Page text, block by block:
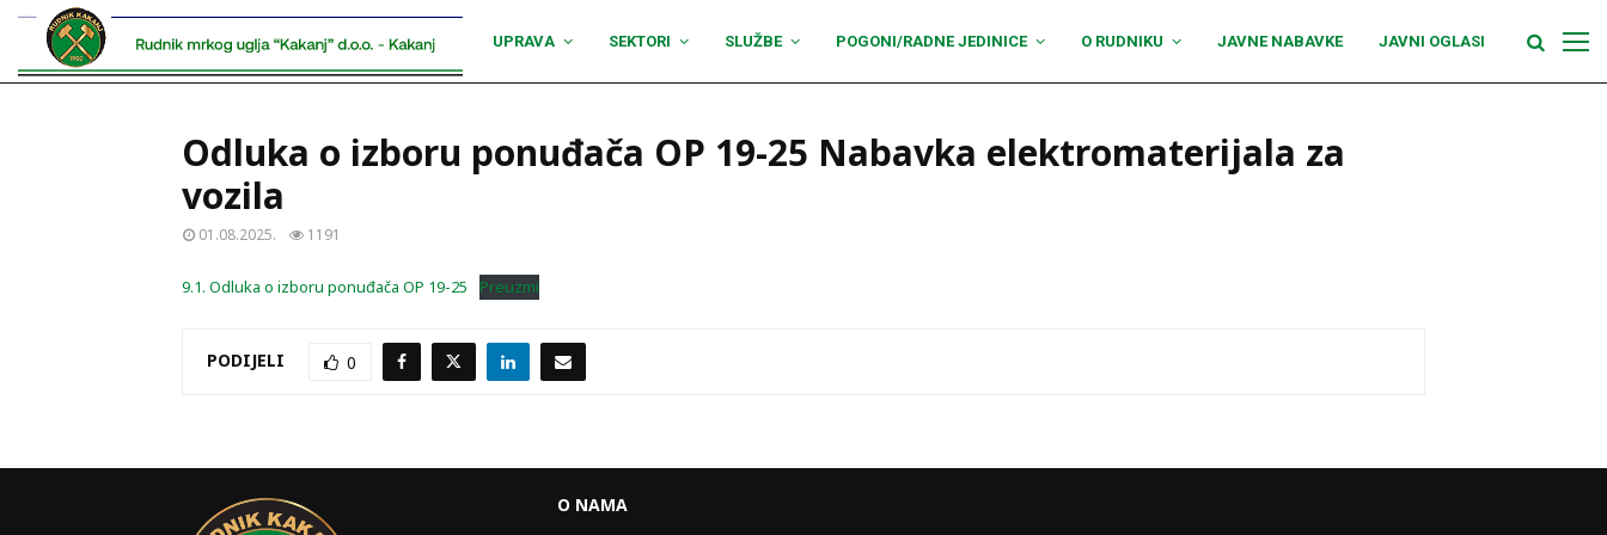
UPRAVA SEKTORI SLUŽBE POGONI/RADNE JEDINICE O RUDNIKU JAVNE NABAVKE JAVNI OGLASI
Odluka o izboru ponuđača OP 19-25 Nabavka elektromaterijala za
vozila
01.08.2025. 1191
9.1. Odluka o izboru ponuđača OP 19-25 Preuzmi
PODIJELI 0
O NAMA